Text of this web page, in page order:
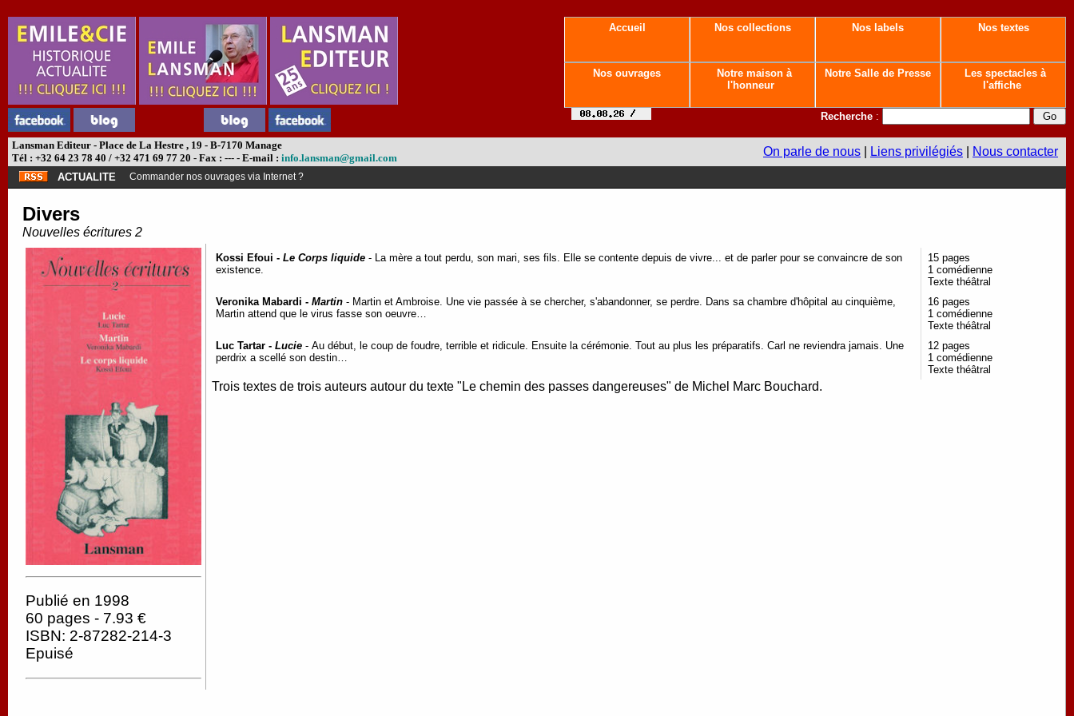
Accueil Nos collections Nos labels Nos textes
Nos ouvrages
Notre maison à
l'honneur
Notre Salle de Presse
Les spectacles à
l'affiche
Recherche :
Lansman Editeur - Place de La Hestre , 19 - B-7170 Manage
Tél : +32 64 23 78 40 / +32 471 69 77 20 - Fax : --- - E-mail : info.lansman@gmail.com On parle de nous Liens privilégiés Nous contacter
ACTUALITE Commander nos ouvrages via Internet ?
Divers
Nouvelles écritures 2
Publié en 1998
60 pages - 7.93 €
ISBN: 2-87282-214-3
Epuisé
Kossi Efoui - Le Corps liquide - La mère a tout perdu, son mari, ses fils. Elle se contente depuis de vivre... et de parler pour se convaincre de son
existence.
15 pages
1 comédienne
Texte théâtral
Veronika Mabardi - Martin - Martin et Ambroise. Une vie passée à se chercher, s'abandonner, se perdre. Dans sa chambre d'hôpital au cinquième,
Martin attend que le virus fasse son oeuvre…
16 pages
1 comédienne
Texte théâtral
Luc Tartar - Lucie - Au début, le coup de foudre, terrible et ridicule. Ensuite la cérémonie. Tout au plus les préparatifs. Carl ne reviendra jamais. Une
perdrix a scellé son destin…
12 pages
1 comédienne
Texte théâtral
Trois textes de trois auteurs autour du texte "Le chemin des passes dangereuses" de Michel Marc Bouchard.